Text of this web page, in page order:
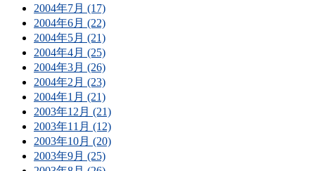
2004年7月 (17)
2004年6月 (22)
2004年5月 (21)
2004年4月 (25)
2004年3月 (26)
2004年2月 (23)
2004年1月 (21)
2003年12月 (21)
2003年11月 (12)
2003年10月 (20)
2003年9月 (25)